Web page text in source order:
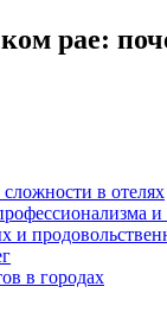
рае:
в отелях
и
и
в городах